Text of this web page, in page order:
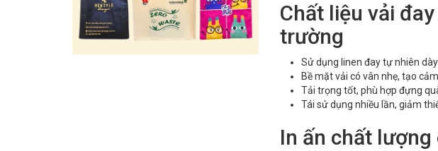
Chất liệu vải
trường
Sử dụng linen đay tự nhiên
Bề mặt vải có vân nhẹ, tạo
Tải trọng tốt, phù hợp đựng
Tái sử dụng nhiều lần, giảm
In ấn chất lượng